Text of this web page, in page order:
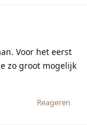
Voor het eerst
zo groot mogelijk
Reageren